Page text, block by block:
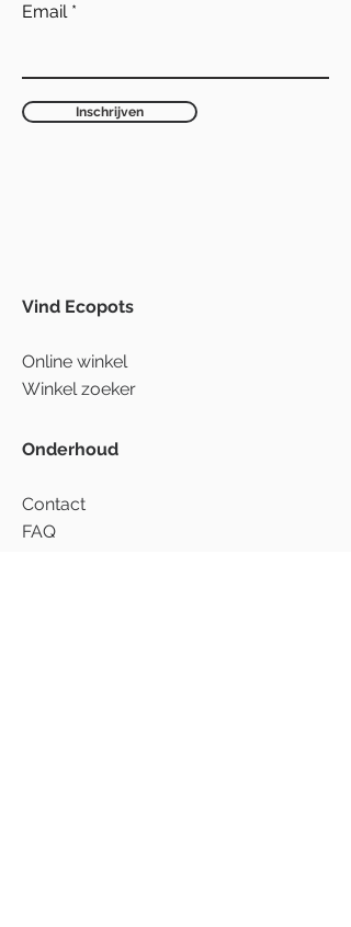
Email
Inschrijven
Vind Ecopots
Online winkel
Winkel zoeker
Onderhoud
Contact
FAQ